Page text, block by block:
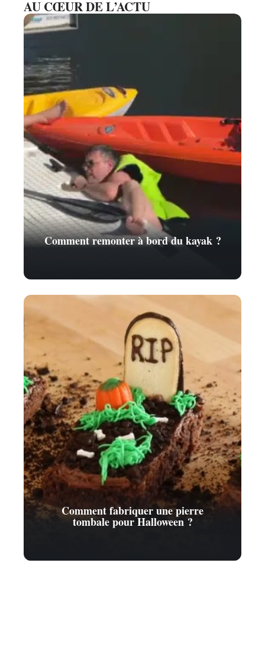
AU CŒUR DE L’ACTU
Comment remonter à bord du kayak ?
Comment fabriquer une pierre
tombale pour Halloween ?